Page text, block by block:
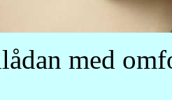
med